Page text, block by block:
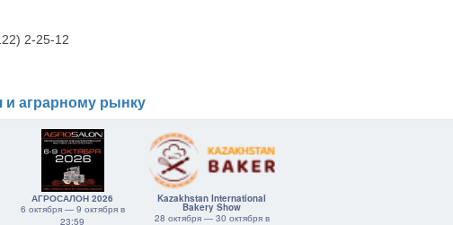
2-25-12
и аграрному рынку
АГРОСАЛОН 2026
6 октября — 9 октября в
23:59
Kazakhstan International
Bakery Show
28 октября — 30 октября в